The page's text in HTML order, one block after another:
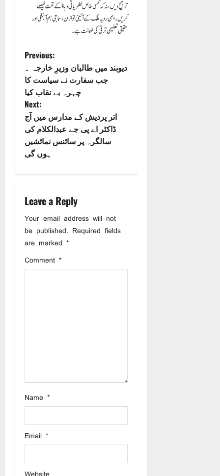
ترجیح دیں، نہ کہ کسی خاص نظریاتی دباؤ کے تحت فیصلے
کریں۔ یہی رویہ ملک کے آئینی توازن، سماجی ہم آہنگی اور
حقیقی تعلیمی ترقی کی ضمانت ہے۔
Previous:
دیوبند میں طالبان وزیرِ خارجہ ۔
جب سفارت نے سیاست کا
چہرہ بے نقاب کیا
Next:
اتر پردیش کے مدارس میں آج
ڈاکٹر اے پی جے عبدالکلام کی
سالگرہ پر سائنس نمائشیں
ہوں گی
Leave a Reply
Your email address will not
be published. Required fields
are marked *
Comment *
Name *
Email *